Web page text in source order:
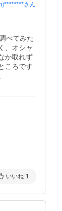
さん
べてみた
、オシャ
か取れず
ころです
いいね 1